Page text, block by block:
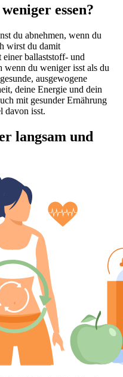
essen?
du abnehmen, wenn du
wirst du damit
ballaststoff- und
wenn du weniger isst als du
ausgewogene
deine Energie und dein
mit gesunder Ernährung
davon isst.
langsam und